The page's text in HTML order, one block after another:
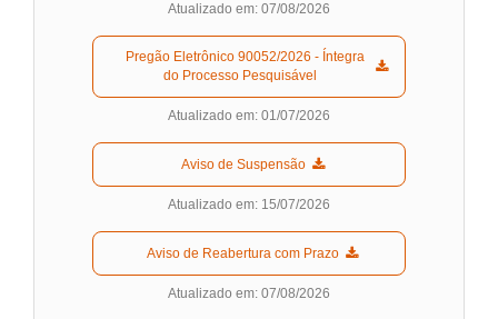
Atualizado em: 07/08/2026
do Processo Pesquisável
Atualizado em: 01/07/2026
  Aviso de Suspensão
Atualizado em: 15/07/2026
  Aviso de Reabertura com Prazo
Atualizado em: 07/08/2026